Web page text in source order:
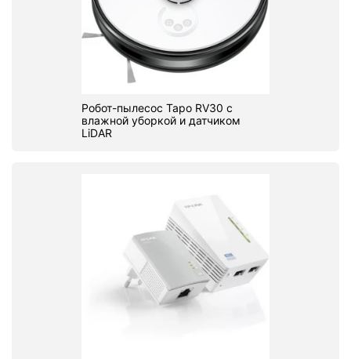
Робот-пылесос Tapo RV30 с
влажной уборкой и датчиком
LiDAR